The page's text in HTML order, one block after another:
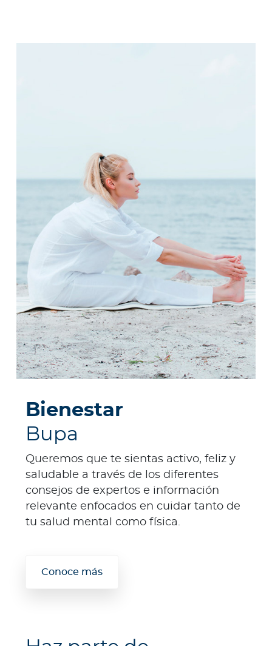
Bienestar
Bupa
Queremos que te sientas activo, feliz y
saludable a través de los diferentes
consejos de expertos e información
relevante enfocados en cuidar tanto de
tu salud mental como física.
Conoce más